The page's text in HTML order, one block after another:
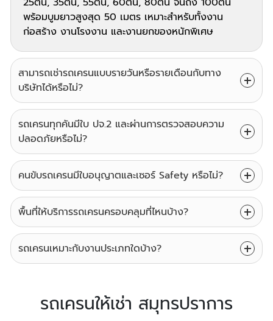
พร้อมบูมยาวสูงสุด 50 เมตร เหมาะสำหรับทั้งงาน
ก่อสร้าง งานโรงงาน และงานยกของหนักพิเศษ
สามารถเช่ารถเครนแบบรายวันหรือรายเดือนกับทาง
บริษัทได้หรือไม่?
รถเครนทุกคันมีใบ ปจ.2 และผ่านการตรวจสอบความ
ปลอดภัยหรือไม่?
คนขับรถเครนมีใบอนุญาตและเซอร์ Safety หรือไม่?
พื้นที่ให้บริการรถเครนครอบคลุมที่ไหนบ้าง?
รถเครนเหมาะกับงานประเภทใดบ้าง?
รถเครนให้เช่า สมุทรปราการ